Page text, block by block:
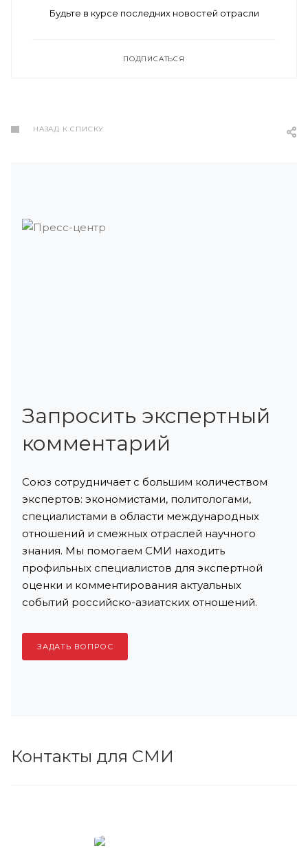
Будьте в курсе последних новостей отрасли
ПОДПИСАТЬСЯ
НАЗАД К СПИСКУ
Запросить экспертный
комментарий
Союз сотрудничает с большим количеством
экспертов: экономистами, политологами,
специалистами в области международных
отношений и смежных отраслей научного
знания. Мы помогаем СМИ находить
профильных специалистов для экспертной
оценки и комментирования актуальных
событий российско-азиатских отношений.
ЗАДАТЬ ВОПРОС
Контакты для СМИ